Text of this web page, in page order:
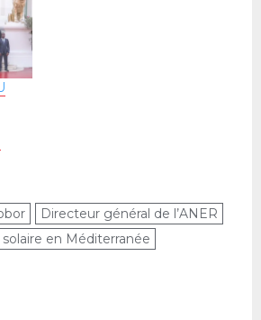
Directeur général de l’ANER
solaire en Méditerranée